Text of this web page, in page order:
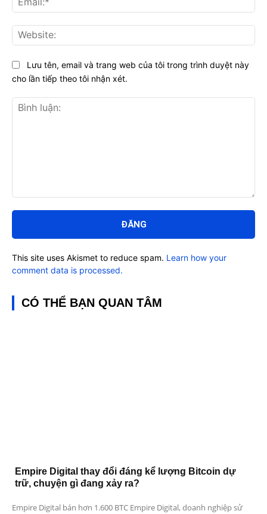
luận:
Lưu tên, email và trang web của tôi trong trình duyệt này
cho lần tiếp theo tôi nhận xét.
This site uses Akismet to reduce spam. Learn how your
comment data is processed.
CÓ THỂ BẠN QUAN TÂM
Empire Digital thay đổi đáng kể lượng Bitcoin dự
trữ, chuyện gì đang xảy ra?
Empire Digital bán hơn 1.600 BTC Empire Digital, doanh nghiệp sử